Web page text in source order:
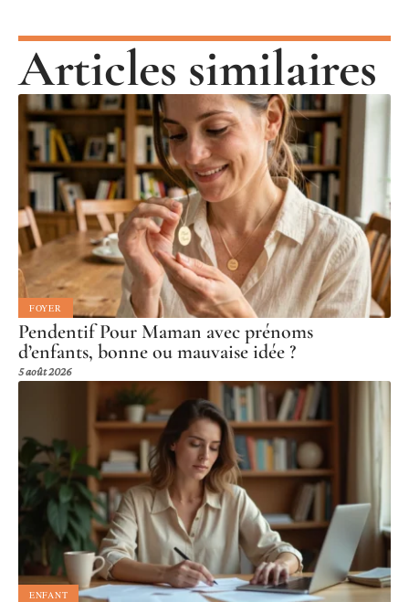
Articles similaires
FOYER
Pendentif Pour Maman avec prénoms
d’enfants, bonne ou mauvaise idée ?
5 août 2026
ENFANT